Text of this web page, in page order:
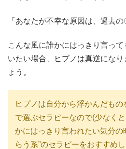
「あなたが不幸な原因は、過去の
こんな風に誰かにはっきり言っ
いたい場合、ヒプノは真逆にな
ょう。
ヒプノは自分から浮かんだも
で選ぶセラピーなので(少なく
かにはっきり言われたい気分の
らう系”のセラピーをおすすめし